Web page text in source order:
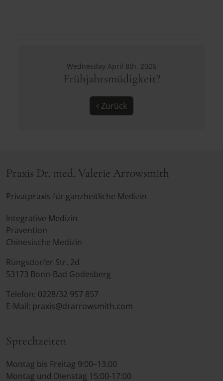
Wednesday April 8th, 2026
Frühjahrsmüdigkeit?
Zurück
Praxis Dr. med. Valerie Arrowsmith
Privatpraxis für ganzheitliche Medizin
Integrative Medizin
Prävention
Chinesische Medizin
Rüngsdorfer Str. 2d
53173 Bonn-Bad Godesberg
Telefon: 0228/32 957 857
E-Mail: praxis@drarrowsmith.com
Sprechzeiten
Montag bis Freitag 9:00–13:00
Montag und Dienstag 15:00-17:00